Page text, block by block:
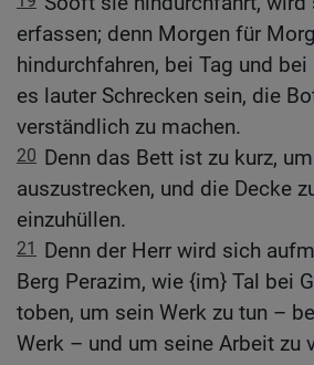
erfassen; denn Morgen für
hindurchfahren, bei Tag und
es lauter Schrecken sein, die
verständlich zu machen.
20 Denn das Bett ist zu kurz,
auszustrecken, und die Decke
einzuhüllen.
21 Denn der Herr wird sich
Berg Perazim, wie {im} Tal bei
toben, um sein Werk zu tun –
Werk – und um seine Arbeit zu